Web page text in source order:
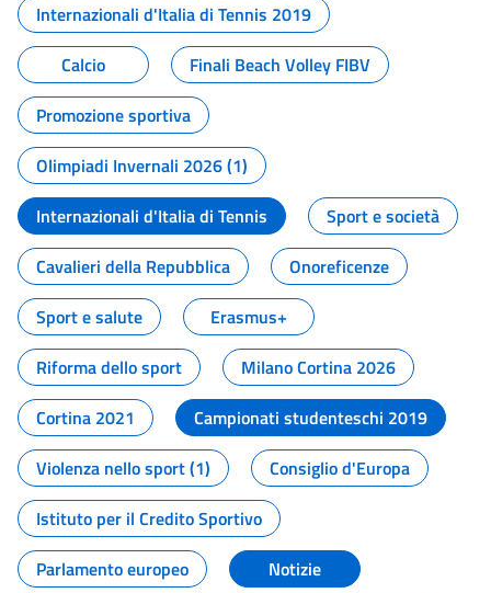
Internazionali d'Italia di Tennis 2019
Calcio
Finali Beach Volley FIBV
Promozione sportiva
Olimpiadi Invernali 2026 (1)
Internazionali d'Italia di Tennis
Sport e società
Cavalieri della Repubblica
Onoreficenze
Sport e salute
Erasmus+
Riforma dello sport
Milano Cortina 2026
Cortina 2021
Campionati studenteschi 2019
Violenza nello sport (1)
Consiglio d'Europa
Istituto per il Credito Sportivo
Parlamento europeo
Notizie